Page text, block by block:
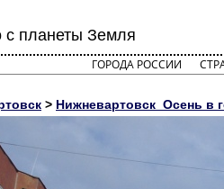
с планеты Земля
ГОРОДА РОССИИ
> Нижневартовск_Осень в